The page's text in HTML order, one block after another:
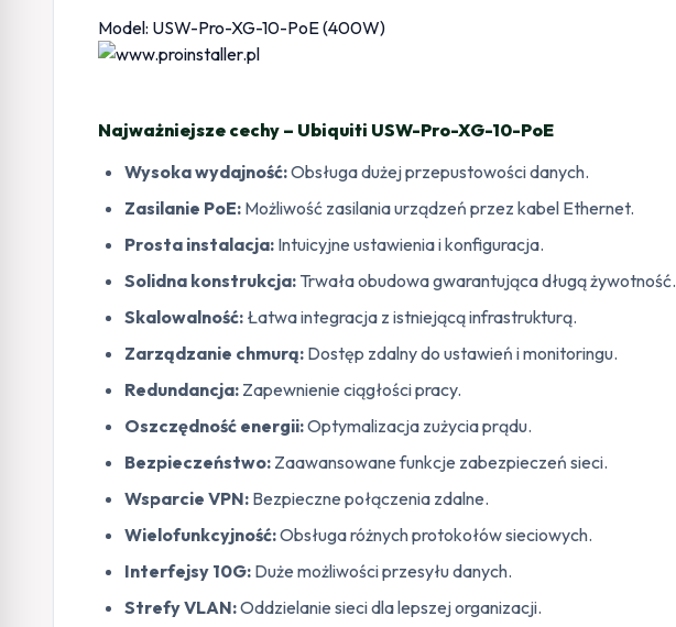
Model: USW-Pro-XG-10-PoE (400W)
Najważniejsze cechy – Ubiquiti USW-Pro-XG-10-PoE
Wysoka wydajność:Obsługa dużej przepustowości danych.
Zasilanie PoE: Możliwość zasilania urządzeń przez kabel Ethernet.
Prosta instalacja: Intuicyjne ustawienia i konfiguracja.
Solidna konstrukcja: Trwała obudowa gwarantująca długą żywotność.
Skalowalność: Łatwa integracja z istniejącą infrastrukturą.
Zarządzanie chmurą: Dostęp zdalny do ustawień i monitoringu.
Redundancja: Zapewnienie ciągłości pracy.
Oszczędność energii:Optymalizacja zużycia prądu.
Bezpieczeństwo: Zaawansowane funkcje zabezpieczeń sieci.
Wsparcie VPN: Bezpieczne połączenia zdalne.
Wielofunkcyjność:Obsługa różnych protokołów sieciowych.
Interfejsy 10G: Duże możliwości przesyłu danych.
Strefy VLAN:Oddzielanie sieci dla lepszej organizacji.